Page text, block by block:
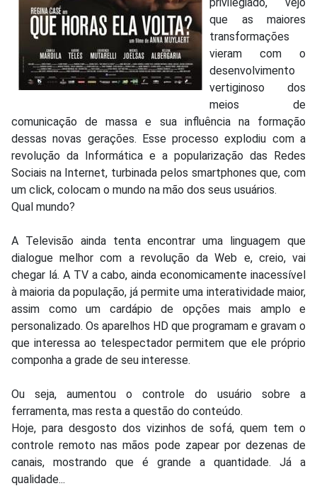
que as maiores
transformações
vieram com o
desenvolvimento
vertiginoso dos
meios de
comunicação de massa e sua influência na formação
dessas novas gerações. Esse processo explodiu com a
revolução da Informática e a popularização das Redes
Sociais na Internet, turbinada pelos smartphones que, com
um click, colocam o mundo na mão dos seus usuários.
Qual mundo?
A Televisão ainda tenta encontrar uma linguagem que
dialogue melhor com a revolução da Web e, creio, vai
chegar lá. A TV a cabo, ainda economicamente inacessível
à maioria da população, já permite uma interatividade maior,
assim como um cardápio de opções mais amplo e
personalizado. Os aparelhos HD que programam e gravam o
que interessa ao telespectador permitem que ele próprio
componha a grade de seu interesse.
Ou seja, aumentou o controle do usuário sobre a
ferramenta, mas resta a questão do conteúdo.
Hoje, para desgosto dos vizinhos de sofá, quem tem o
controle remoto nas mãos pode zapear por dezenas de
canais, mostrando que é grande a quantidade. Já a
qualidade...